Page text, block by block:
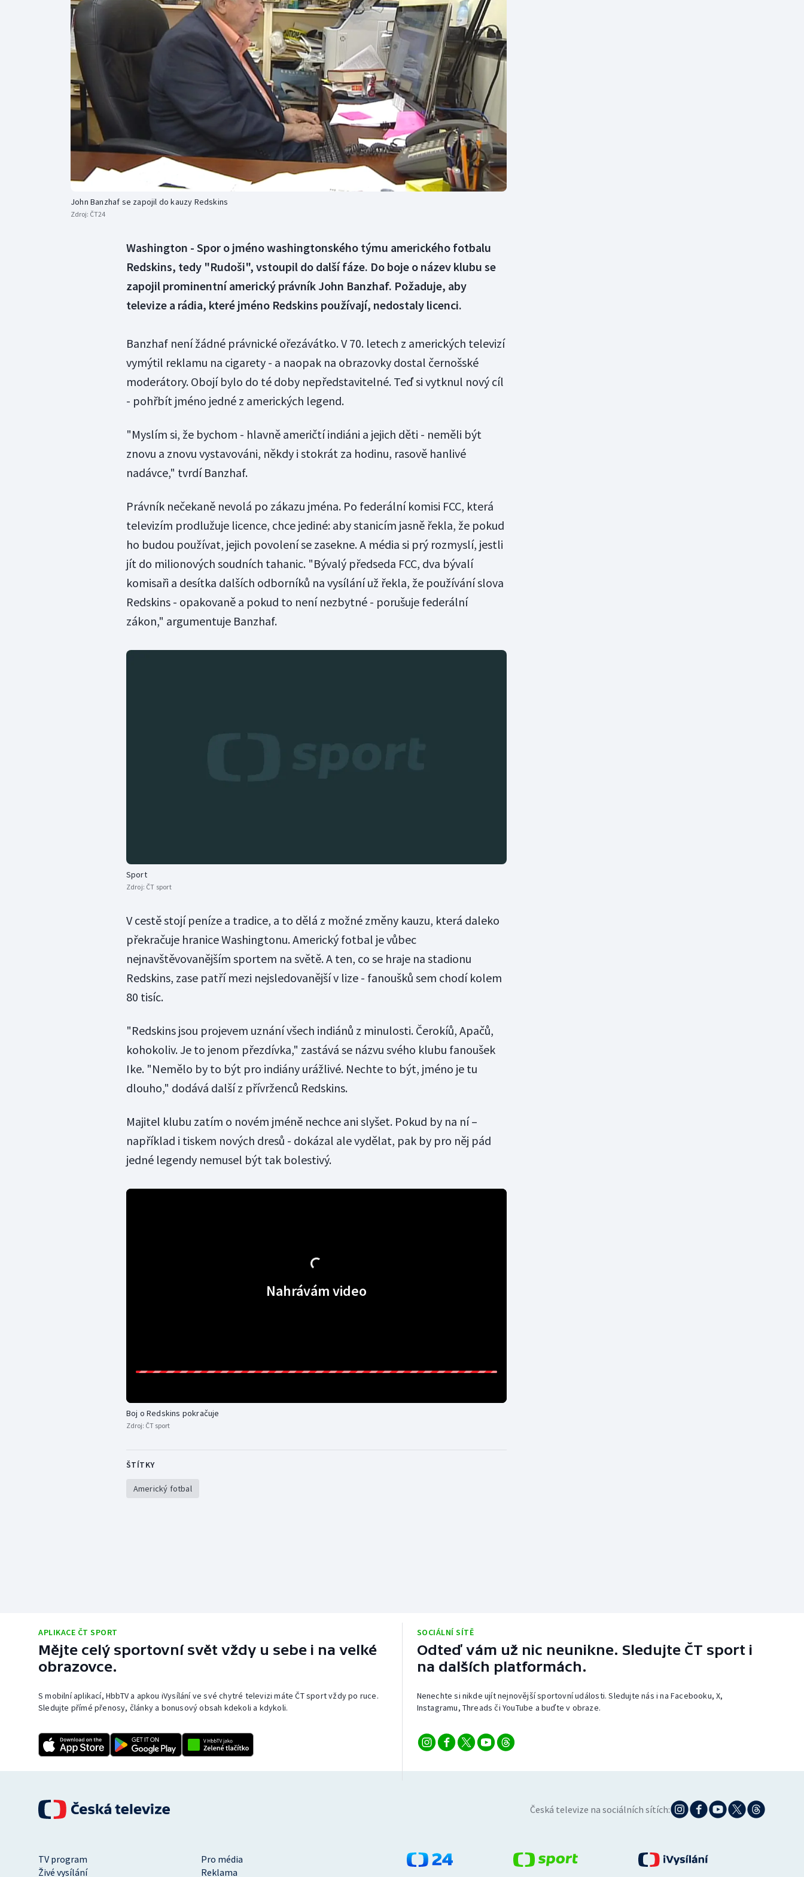
Curling
Dostihy
Florbal
Golf
Moderní pětiboj
Motorsport
Olympijské hry
Parasport
Plavání
Plážový volejbal
Triatlon
Veslování
Vodní slalom
Volejbal
Ostatní
John Banzhaf se zapojil do kauzy Redskins
Zdroj: ČT24
Washington - Spor o jméno washingtonského týmu amerického fotbalu
Redskins, tedy "Rudoši", vstoupil do další fáze. Do boje o název klubu se
zapojil prominentní americký právník John Banzhaf. Požaduje, aby
televize a rádia, které jméno Redskins používají, nedostaly licenci.
Banzhaf není žádné právnické ořezávátko. V 70. letech z amerických televizí
vymýtil reklamu na cigarety - a naopak na obrazovky dostal černošské
moderátory. Obojí bylo do té doby nepředstavitelné. Teď si vytknul nový cíl
- pohřbít jméno jedné z amerických legend.
"Myslím si, že bychom - hlavně američtí indiáni a jejich děti - neměli být
znovu a znovu vystavováni, někdy i stokrát za hodinu, rasově hanlivé
nadávce," tvrdí Banzhaf.
Právník nečekaně nevolá po zákazu jména. Po federální komisi FCC, která
televizím prodlužuje licence, chce jediné: aby stanicím jasně řekla, že pokud
ho budou používat, jejich povolení se zasekne. A média si prý rozmyslí, jestli
jít do milionových soudních tahanic. "Bývalý předseda FCC, dva bývalí
komisaři a desítka dalších odborníků na vysílání už řekla, že používání slova
Redskins - opakovaně a pokud to není nezbytné - porušuje federální
zákon," argumentuje Banzhaf.
Sport
Zdroj: ČT sport
V cestě stojí peníze a tradice, a to dělá z možné změny kauzu, která daleko
překračuje hranice Washingtonu. Americký fotbal je vůbec
nejnavštěvovanějším sportem na světě. A ten, co se hraje na stadionu
Redskins, zase patří mezi nejsledovanější v lize - fanoušků sem chodí kolem
80 tisíc.
"Redskins jsou projevem uznání všech indiánů z minulosti. Čerokíů, Apačů,
kohokoliv. Je to jenom přezdívka," zastává se názvu svého klubu fanoušek
Ike. "Nemělo by to být pro indiány urážlivé. Nechte to být, jméno je tu
dlouho," dodává další z přívrženců Redskins.
Majitel klubu zatím o novém jméně nechce ani slyšet. Pokud by na ní –
například i tiskem nových dresů - dokázal ale vydělat, pak by pro něj pád
jedné legendy nemusel být tak bolestivý.
Nahrávám video
Boj o Redskins pokračuje
Zdroj: ČT sport
ŠTÍTKY
Americký fotbal
APLIKACE ČT SPORT
Mějte celý sportovní svět vždy u sebe i na velké
obrazovce.
S mobilní aplikací, HbbTV a apkou iVysílání ve své chytré televizi máte ČT sport vždy po ruce.
Sledujte přímé přenosy, články a bonusový obsah kdekoli a kdykoli.
SOCIÁLNÍ SÍTĚ
Odteď vám už nic neunikne. Sledujte ČT sport i
na dalších platformách.
Nenechte si nikde ujít nejnovější sportovní události. Sledujte nás i na Facebooku, X,
Instagramu, Threads či YouTube a buďte v obraze.
Česká televize na sociálních sítích:
TV program
Pro média
Živé vysílání
Reklama